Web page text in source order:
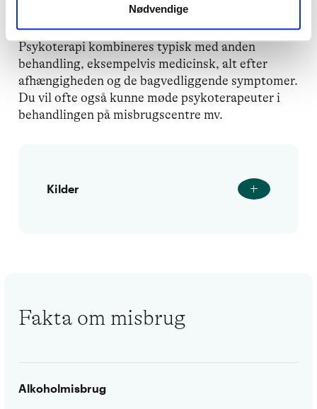
Nødvendige
misbruget skyldes en anden psykisk sygdom, er
det vigtigt at komme i behandling for det.
Psykoterapi kombineres typisk med anden
behandling, eksempelvis medicinsk, alt efter
afhængigheden og de bagvedliggende symptomer.
Du vil ofte også kunne møde psykoterapeuter i
behandlingen på misbrugscentre mv.
Kilder
Fakta om misbrug
Alkoholmisbrug